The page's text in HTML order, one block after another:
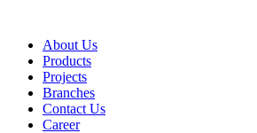
About Us
Products
Projects
Branches
Contact Us
Career